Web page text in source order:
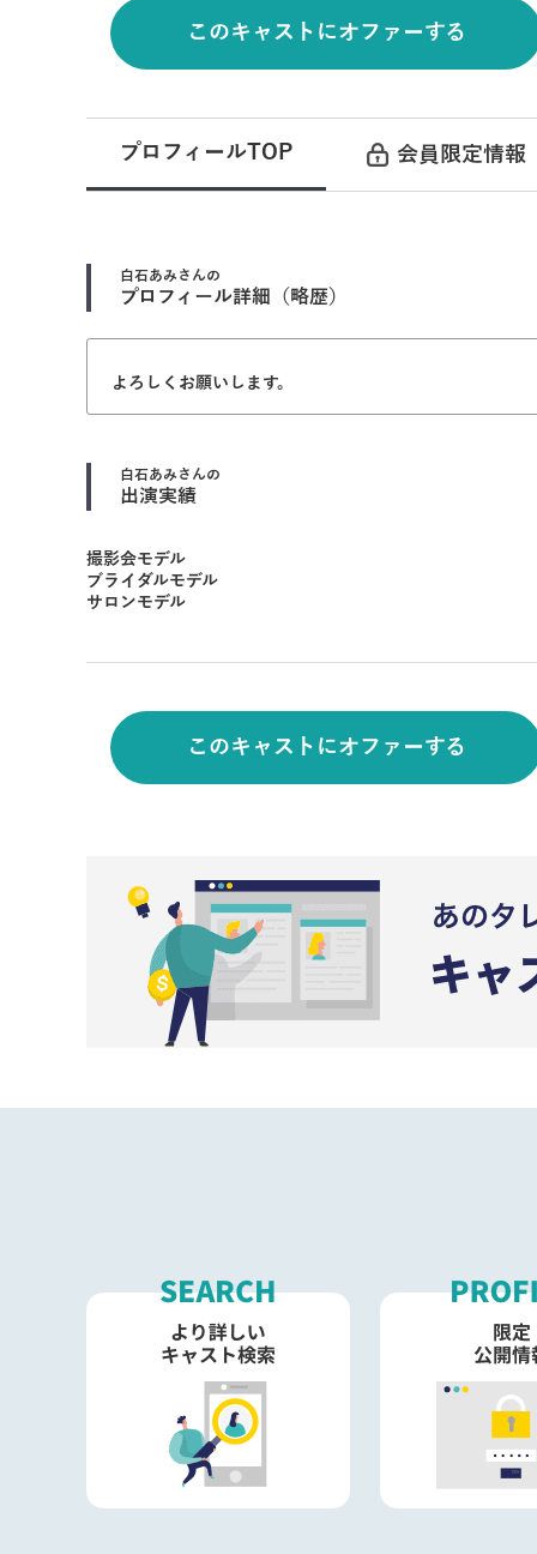
このキャストにオファーする
プロフィールTOP 会員限定情報
白石あみさんの
プロフィール詳細（略歴）
よろしくお願いします。
白石あみさんの
出演実績
撮影会モデル
ブライダルモデル
サロンモデル
このキャストにオファーする